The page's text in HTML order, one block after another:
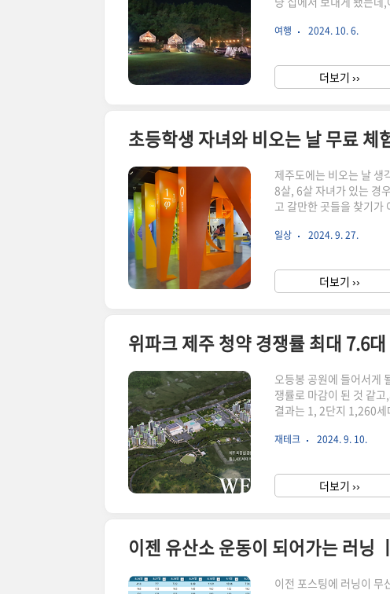
바람에 날씨도 너무 좋았
신이 났네요~ 제주올레
위치하고 있어서,접근성
여행 2024. 10. 6.
더보기 ››
초등학생 자녀와 비오는 날 무료 체
제주도에는 비오는 날 생
8살, 6살 자녀가 있는 경
고 갈만한 곳들을 찾기가
몰려서 제대로 된 무언가
체험관 기본 정보수학체
에는 그리 어렵지 않지
일상 2024. 9. 27.
더보기 ››
위파크 제주 청약 경쟁률 최대 7.6
오등봉 공원에 들어서게
쟁률로 마감이 된 것 같
결과는 1, 2단지 1,260
일기는 했으나 이렇게까
있는 결과그 동안 사업자
인한 소송도 있었지만
재테크 2024. 9. 10.
더보기 ››
이젠 유산소 운동이 되어가는 러닝
이전 포스팅에 러닝이 무